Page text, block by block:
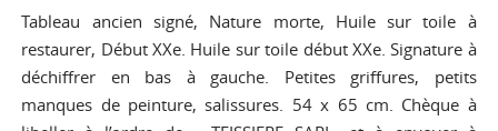
Tableau ancien signé, Nature morte, Huile sur toile à
restaurer, Début XXe. Huile sur toile début XXe. Signature à
déchiffrer en bas à gauche. Petites griffures, petits
manques de peinture, salissures. 54 x 65 cm. Chèque à